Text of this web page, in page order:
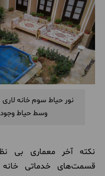
نور حیاط سوم خانه
وسط حیاط وجود
نکته آخر معماری بی
قسمت‌های خدماتی خانه